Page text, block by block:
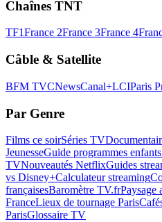
Chaînes TNT
TF1France 2France 3France 4
Câble & Satellite
BFM TVCNewsCanal+LCIParis
Par Genre
Films ce soirSéries TV
JeunesseGuide programmes enfants
TVNouveautés NetflixGuides
vs Disney+Calculateur streaming
françaisesBaromètre TV.frPaysage
FranceLieux de tournage Paris
ParisGlossaire TV